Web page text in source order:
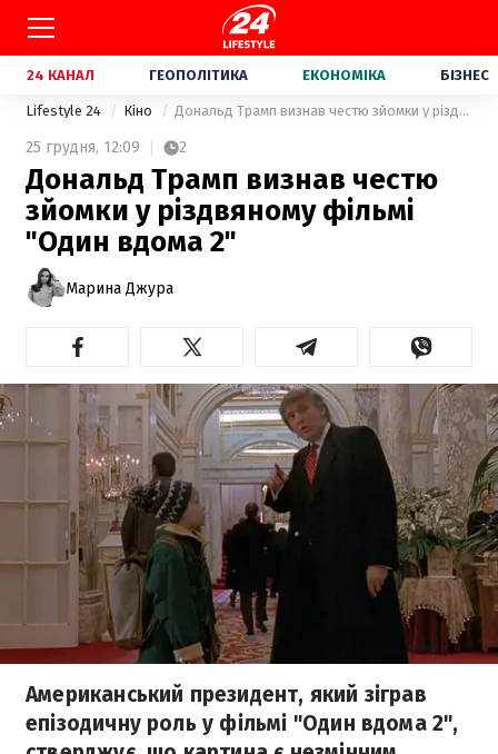
24 КАНАЛ ГЕОПОЛІТИКА ЕКОНОМІКА БІЗНЕС
Lifestyle 24 Кіно Дональд Трамп визнав честю зйомки у різдвяному фільмі "Один вдома 2"
25 грудня, 12:09 2
Дональд Трамп визнав честю
зйомки у різдвяному фільмі
"Один вдома 2"
Марина Джура
Американський президент, який зіграв
епізодичну роль у фільмі "Один вдома 2",